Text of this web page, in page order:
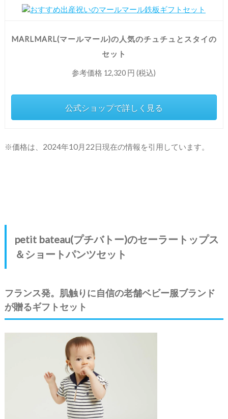
MARLMARL(マールマール)の人気のチュチュとスタイの
セット
参考価格 12,320 円 (税込)
公式ショップで詳しく見る
※価格は、2024年10月22日現在の情報を引用しています。
petit bateau(プチバトー)のセーラートップス
＆ショートパンツセット
フランス発。肌触りに自信の老舗ベビー服ブランド
が贈るギフトセット